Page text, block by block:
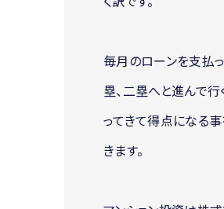
毎月のローンを支払
塁、二塁へと進んで
ってきて得点になる
きます。